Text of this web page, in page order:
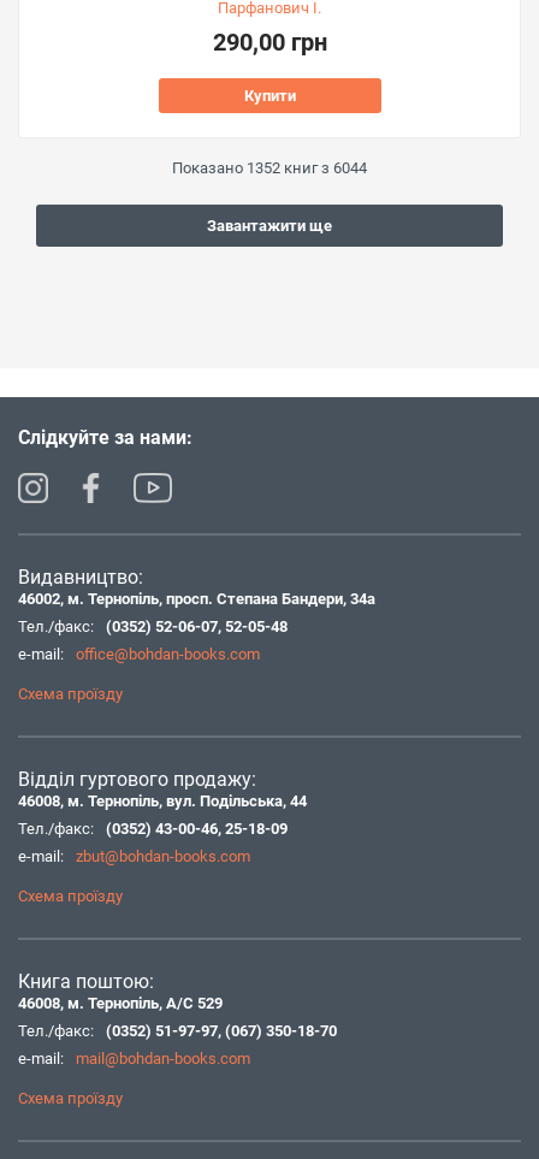
Парфанович І.
290,00 грн
Купити
Показано 1352 книг з 6044
Завантажити ще
Слідкуйте за нами:
Видавництво:
46002, м. Тернопіль, просп. Степана Бандери, 34а
Тел./факс:
(0352) 52-06-07, 52-05-48
e-mail:
office@bohdan-books.com
Схема проїзду
Відділ гуртового продажу:
46008, м. Тернопіль, вул. Подільська, 44
Тел./факс:
(0352) 43-00-46, 25-18-09
e-mail:
zbut@bohdan-books.com
Схема проїзду
Книга поштою:
46008, м. Тернопіль, А/С 529
Тел./факс:
(0352) 51-97-97, (067) 350-18-70
e-mail:
mail@bohdan-books.com
Схема проїзду